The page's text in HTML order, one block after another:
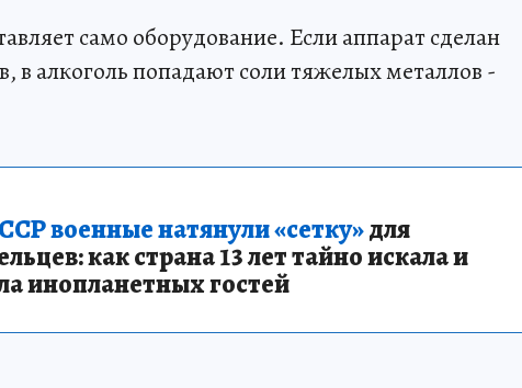
само оборудование. Если аппарат сделан
в алкоголь попадают соли тяжелых металлов -
военные натянули «сетку»для
как страна 13 лет тайно искала и
инопланетных гостей